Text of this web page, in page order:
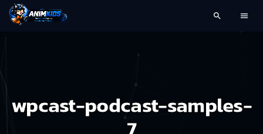
search menu
wpcast-podcast-samples-